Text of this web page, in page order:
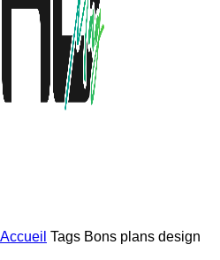
Accueil Tags Bons plans design